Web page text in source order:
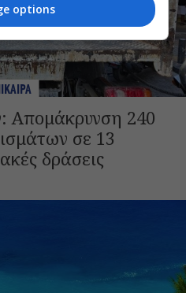
Απομάκρυνση 240
σε 13
δράσεις
options